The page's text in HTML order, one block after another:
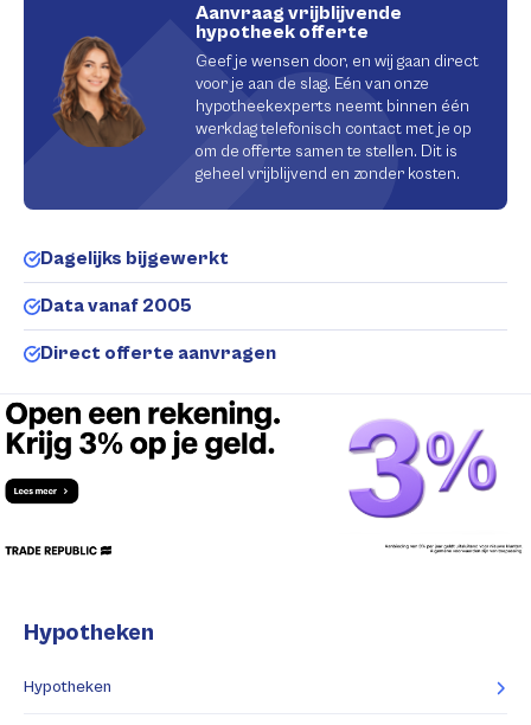
Aanvraag vrijblijvende
hypotheek offerte
Geef je wensen door, en wij gaan direct
voor je aan de slag. Eén van onze
hypotheekexperts neemt binnen één
werkdag telefonisch contact met je op
om de offerte samen te stellen. Dit is
geheel vrijblijvend en zonder kosten.
Dagelijks bijgewerkt
Data vanaf 2005
Direct offerte aanvragen
Hypotheken
Hypotheken